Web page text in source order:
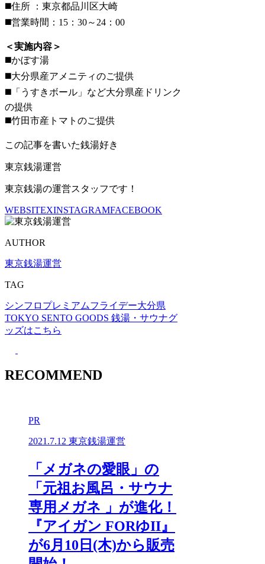
◼️住所 ：東京都品川区大崎
◼️営業時間：15：30～24：00
＜実施内容＞
◼️かぼす湯
◼️大分県産アメニティのご提供
◼️「うすきボール」など大分県産ドリンク
の提供
◼️竹田市産トマトのご提供
この記事を書いた銭湯好き
東京銭湯運営
東京銭湯の運営スタッフです！
WEBSITEXINSTAGRAMFACEBOOK
AUTHOR
東京銭湯運営
TAG
シンフロ プレミアムフライデー大分県
TOKYO SENTO GOODS 銭湯・サウナグ
ッズはこちら
RECOMMEND
PR
2021.7.12 東京銭湯運営
「メガネの愛眼」の
「元祖お風呂・サウナ
専用メガネ 」が進化！
『アイガン FORゆII』
が6月10日(木)から販売